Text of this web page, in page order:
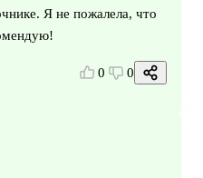
Я не пожалела, что
0 0